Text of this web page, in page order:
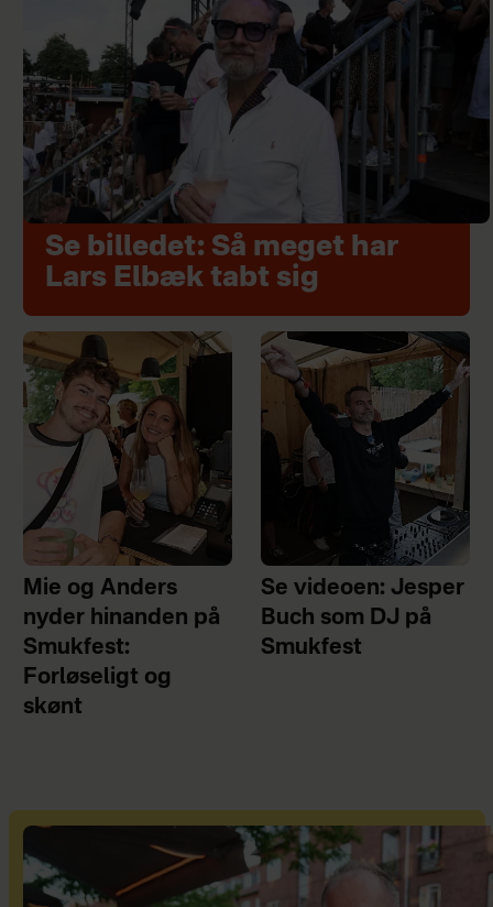
Se billedet: Så meget har
Lars Elbæk tabt sig
Mie og Anders
nyder hinanden på
Smukfest:
Forløseligt og
skønt
Se videoen: Jesper
Buch som DJ på
Smukfest